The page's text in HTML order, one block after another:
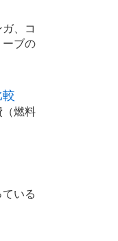
、コ
ーブの
（燃料
いる